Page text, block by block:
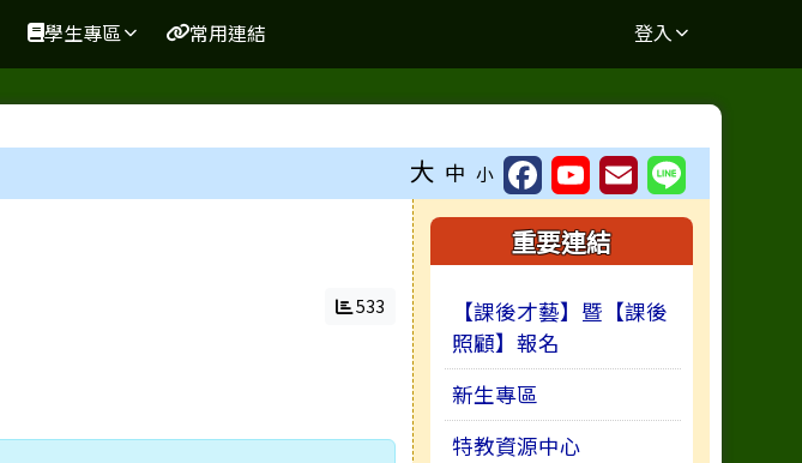
學生專區 常用連結 登入
大 中 小
533
右邊區域內容
重要連結
【課後才藝】暨【課後
照顧】報名
新生專區
特教資源中心